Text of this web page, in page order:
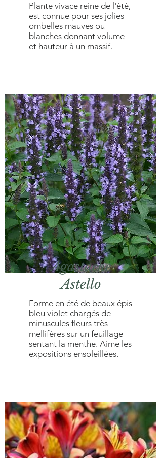
Plante vivace reine de l'été,
est connue pour ses jolies
ombelles mauves ou
blanches donnant volume
et hauteur à un massif.
Agastache
Astello
Forme en été de beaux épis
bleu violet chargés de
minuscules fleurs très
mellifères sur un feuillage
sentant la menthe. Aime les
expositions ensoleillées.